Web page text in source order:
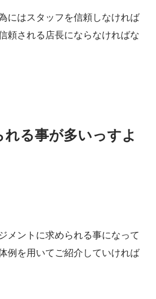
にはスタッフを信頼しなければ
頼される店長にならなければな
る事が多いっすよ
メントに求められる事になって
例を用いてご紹介していければ